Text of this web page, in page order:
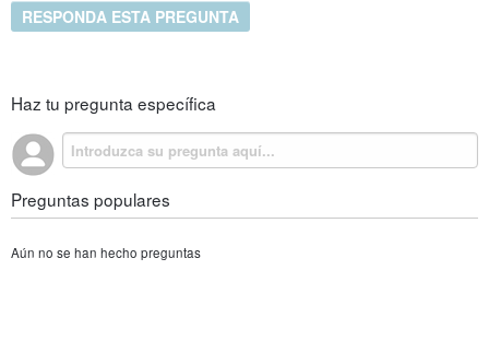
RESPONDA ESTA PREGUNTA
Haz tu pregunta específica
Preguntas populares
Aún no se han hecho preguntas